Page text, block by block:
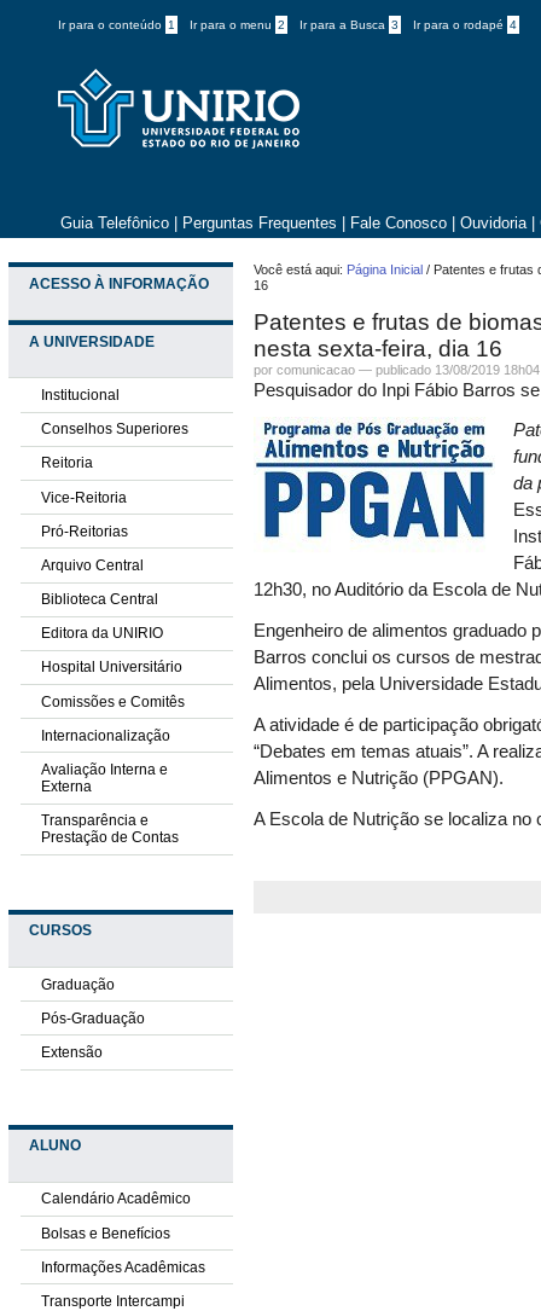
Ir para o conteúdo 1 Ir para o menu 2 Ir para a Busca 3 Ir para o rodapé 4
Guia Telefônico Perguntas Frequentes Fale Conosco Ouvidoria
ACESSO À INFORMAÇÃO
A UNIVERSIDADE
Institucional
Conselhos Superiores
Reitoria
Vice-Reitoria
Pró-Reitorias
Arquivo Central
Biblioteca Central
Editora da UNIRIO
Hospital Universitário
Comissões e Comitês
Internacionalização
Avaliação Interna e
Externa
Transparência e
Prestação de Contas
CURSOS
Graduação
Pós-Graduação
Extensão
ALUNO
Calendário Acadêmico
Bolsas e Benefícios
Informações Acadêmicas
Transporte Intercampi
Você está aqui: Página Inicial / Patentes e frutas
16
Patentes e frutas de
nesta sexta-feira, dia 16
por comunicacao —publicado 13/08/2019
Pesquisador do Inpi Fábio Barros
da
12h30, no Auditório da Escola de
Engenheiro de alimentos graduado
Barros conclui os cursos de
Alimentos, pela Universidade
A atividade é de participação
“Debates em temas atuais”. A
Alimentos e Nutrição (PPGAN).
A Escola de Nutrição se localiza